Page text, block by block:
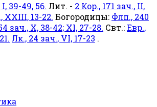
39-49, 56. Лит. - 2 Кор., 171 зач., II,
XXIII, 13-22. Богородицы: Флп., 240
зач., X, 38-42; XI, 27-28. Свт.:Евр.,
Лк., 24 зач., VI, 17-23 .